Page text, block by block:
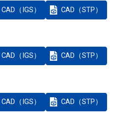
CAD（IGS） CAD（STP）
CAD（IGS） CAD（STP）
CAD（IGS） CAD（STP）